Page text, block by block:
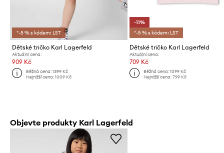
*-5 % s kódem: LST
Dětské tričko Karl Lagerfeld
Aktuální cena:
909 Kč
Běžná cena:1399 Kč
Nejnižší cena:1009 Kč
-11%
*-5 % s kódem: LST
Dětské tričko Karl Lagerfeld
Aktuální cena:
709 Kč
Běžná cena: 1099 Kč
Nejnižší cena: 799 Kč
Objevte produkty Karl Lagerfeld